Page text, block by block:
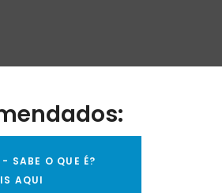
SABE O QUE É?
AQUI